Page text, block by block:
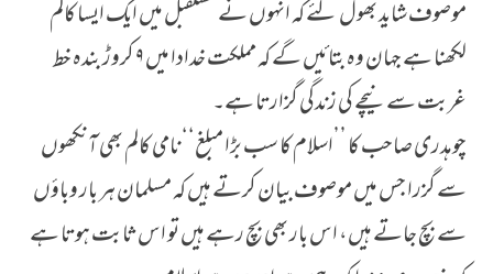
موصوف شاید بھول گئے کہ انہوں نے مستقبل میں ایک ایسا کالم
لکھنا ہے جہان وہ بتائیں گے کہ مملکت خدادا میں ۹ کروڑ بندہ خط
غربت سے نیچے کی زندگی گزارتا ہے۔
چوہدری صاحب کا ’’اسلام کا سب بڑا مبلغ‘‘ نامی کالم بھی آنکھوں
سے گزرا جس میں موصوف بیان کرتے ہیں کہ مسلمان ہر بار وباؤں
سے بچ جاتے ہیں، اس بار بھی بچ رہے ہیں تو اس ثابت ہوتا ہے